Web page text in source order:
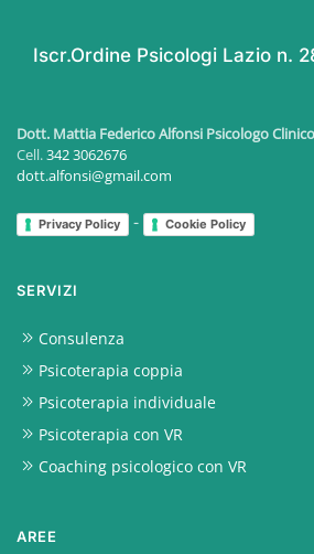
Iscr.Ordine Psicologi Lazio n.
Dott. Mattia Federico Alfonsi Psicologo
Cell.342 3062676
dott.alfonsi@gmail.com
Privacy Policy - Cookie Policy
SERVIZI
Consulenza
Psicoterapia coppia
Psicoterapia individuale
Psicoterapia con VR
Coaching psicologico con VR
AREE